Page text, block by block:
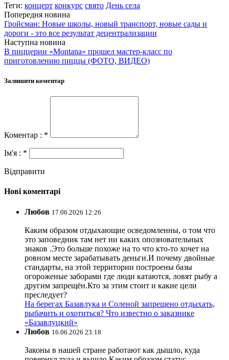
Теги: концерт конкурс свято День села
Попередня новина
Гройсман: Новые школы, новый транспорт, новые сады и
дороги - это все результат децентрализации
Наступна новина
В пиццерии «Montana» прошел мастер-класс по
приготовлению пиццы (ФОТО, ВИДЕО)
Залишити коментар
Коментар : *
Ім'я : *
Відправити
Нові коментарі
Любов 17.06.2026 12:26
Каким образом отдыхающие осведомленны, о том что
это заповедник там нет ни каких опозновательных
знаков .Это больше похоже на то что кто-то хочет на
ровном месте зарабатывать деньги.И почему двойные
стандарты, на этой территории построены базы
огороженые заборами где люди катаются, ловят рыбу а
другим запрещён.Кто за этим стоит и какие цели
преследует?
На берегах Базавлука и Соленой запрещено отдыхать,
рыбачить и охотиться? Что известно о заказнике
«Базавлуцкий»
Любов 16.06.2026 23:18
Законы в нашей стране работают как дышло, куда